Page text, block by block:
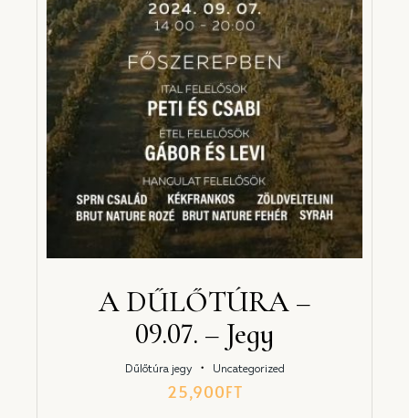
A DŰLŐTÚRA –
09.07. – Jegy
Dűlőtúra jegy・ Uncategorized
25,900FT